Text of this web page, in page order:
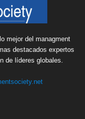
mejor del managment
destacados expertos
de líderes globales.